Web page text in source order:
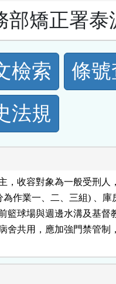
部矯正署泰
檢索
條
法規
，收容對象為一般受刑人
為作業一、二、三組) 、
籃球場與週邊水溝及基督
舍共用，應加強門禁管制